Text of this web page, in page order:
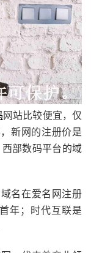
网站比较便宜，仅
新网的注册价是
西部数码平台的域
名在爱名网注册
年；时代互联是